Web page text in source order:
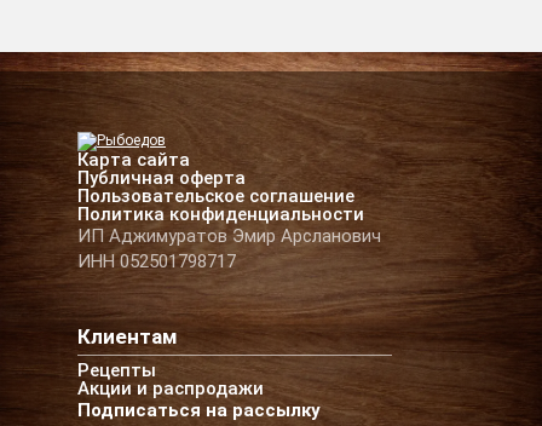
Карта сайта
Публичная оферта
Пользовательское соглашение
Политика конфиденциальности
ИП Аджимуратов Эмир Арсланович
ИНН 052501798717
Клиентам
Рецепты
Акции и распродажи
Подписаться на рассылку